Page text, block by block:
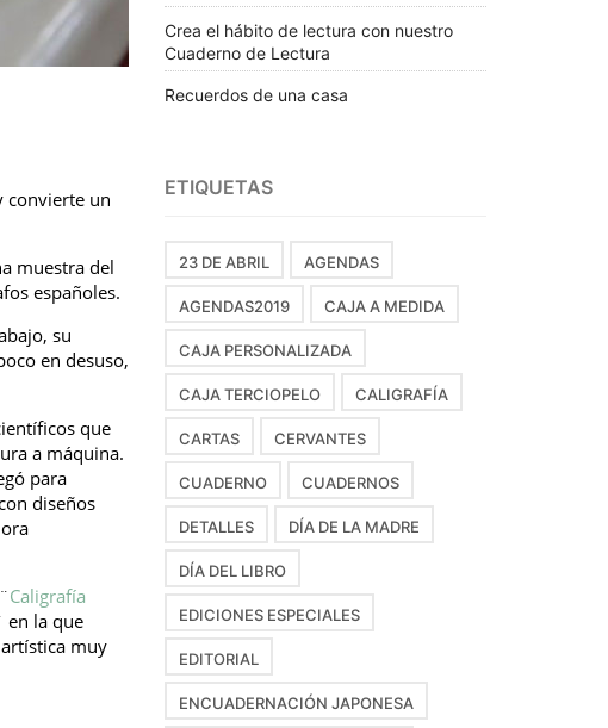
Crea el hábito de lectura con nuestro
Cuaderno de Lectura
Recuerdos de una casa
ETIQUETAS
23 DE ABRIL AGENDAS
AGENDAS2019 CAJA A MEDIDA
CAJA PERSONALIZADA
CAJA TERCIOPELO CALIGRAFÍA
CARTAS CERVANTES
CUADERNO CUADERNOS
DETALLES DÍA DE LA MADRE
DÍA DEL LIBRO
EDICIONES ESPECIALES
EDITORIAL
ENCUADERNACIÓN JAPONESA
convierte un
muestra del
españoles.
su
en desuso,
que
a máquina.
para
diseños
Caligrafía
en la que
muy